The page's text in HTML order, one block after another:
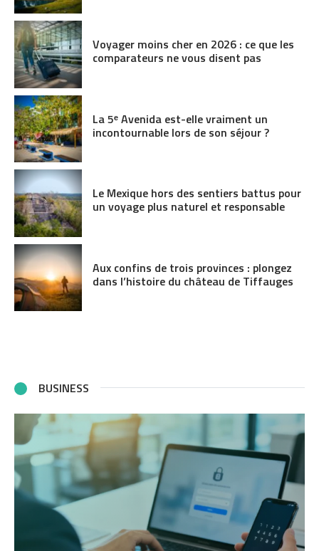
Voyager moins cher en 2026 : ce que les
comparateurs ne vous disent pas
La 5ᵉ Avenida est-elle vraiment un
incontournable lors de son séjour ?
Le Mexique hors des sentiers battus pour
un voyage plus naturel et responsable
Aux confins de trois provinces : plongez
dans l’histoire du château de Tiffauges
BUSINESS